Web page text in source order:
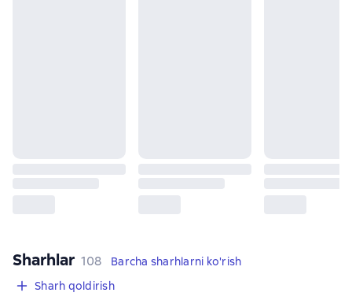
Sharhlar 108 sharhlar
108
Barcha sharhlarni ko'rish
Sharh qoldirish